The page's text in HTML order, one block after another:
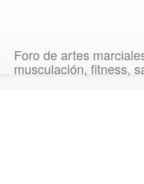
Foro de artes
musculación, fitness,